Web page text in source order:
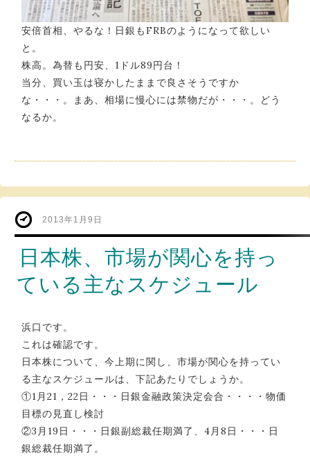
安倍首相、やるな！日銀もFRBのようになって欲しい
と。
株高。為替も円安、1ドル89円台！
当分、買い玉は寝かしたままで良さそうですか
な・・・。まあ、相場に慢心には禁物だが・・・。どう
なるか。
2013年1月9日
日本株、市場が関心を持っ
ている主なスケジュール
浜口です。
これは確認です。
日本株について、今上期に関し、市場が関心を持ってい
る主なスケジュールは、下記あたりでしょうか。
①1月21，22日・・・日銀金融政策決定会合・・・・物価
目標の見直し検討
②3月19日・・・日銀副総裁任期満了、4月8日・・・日
銀総裁任期満了。